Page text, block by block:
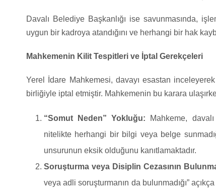
Davalı Belediye Başkanlığı ise savunmasında,
uygun bir kadroya atandığını ve herhangi bir hak
Mahkemenin Kilit Tespitleri ve İptal Gerekçeleri
Yerel İdare Mahkemesi, davayı esastan
birliğiyle iptal etmiştir. Mahkemenin bu karara
“Somut Neden” Yokluğu: Mahkeme,
nitelikte herhangi bir bilgi veya belge
unsurunun eksik olduğunu kanıtlamaktadır.
Soruşturma veya Disiplin Cezasının
veya adli soruşturmanın da bulunmadığı” açıkça